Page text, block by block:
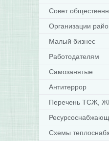
Совет
Организации
Малый бизнес
Работодателям
Самозанятые
Антитеррор
Перечень ТСЖ,
Схемы